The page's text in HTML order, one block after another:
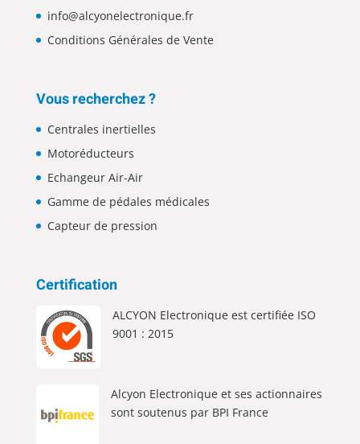
info@alcyonelectronique.fr
Conditions Générales de Vente
Vous recherchez ?
Centrales inertielles
Motoréducteurs
Echangeur Air-Air
Gamme de pédales médicales
Capteur de pression
Certification
ALCYON Electronique est certifiée ISO
9001 : 2015
Alcyon Electronique et ses actionnaires
sont soutenus par BPI France